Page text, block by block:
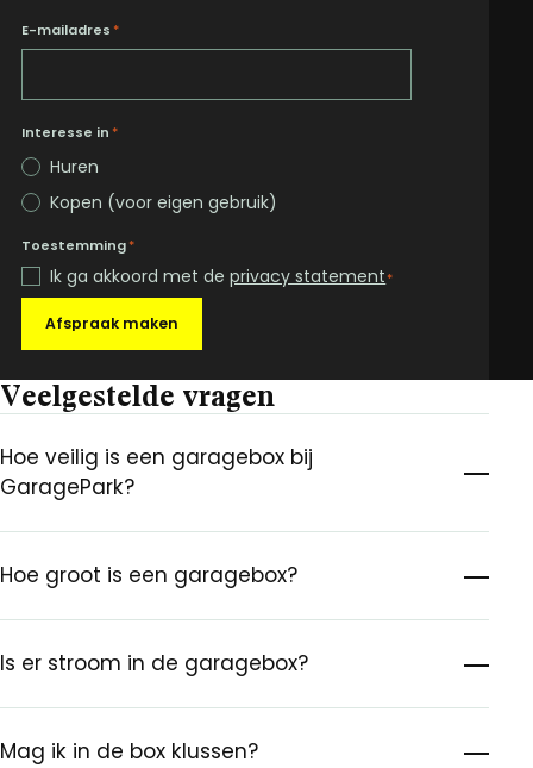
E-mailadres *
Interesse in *
Huren
Kopen (voor eigen gebruik)
Toestemming*
Ik ga akkoord met deprivacy statement*
Afspraak maken
Veelgestelde vragen
Hoe veilig is een garagebox bij
GaragePark?
Hoe groot is een garagebox?
Is er stroom in de garagebox?
Mag ik in de box klussen?